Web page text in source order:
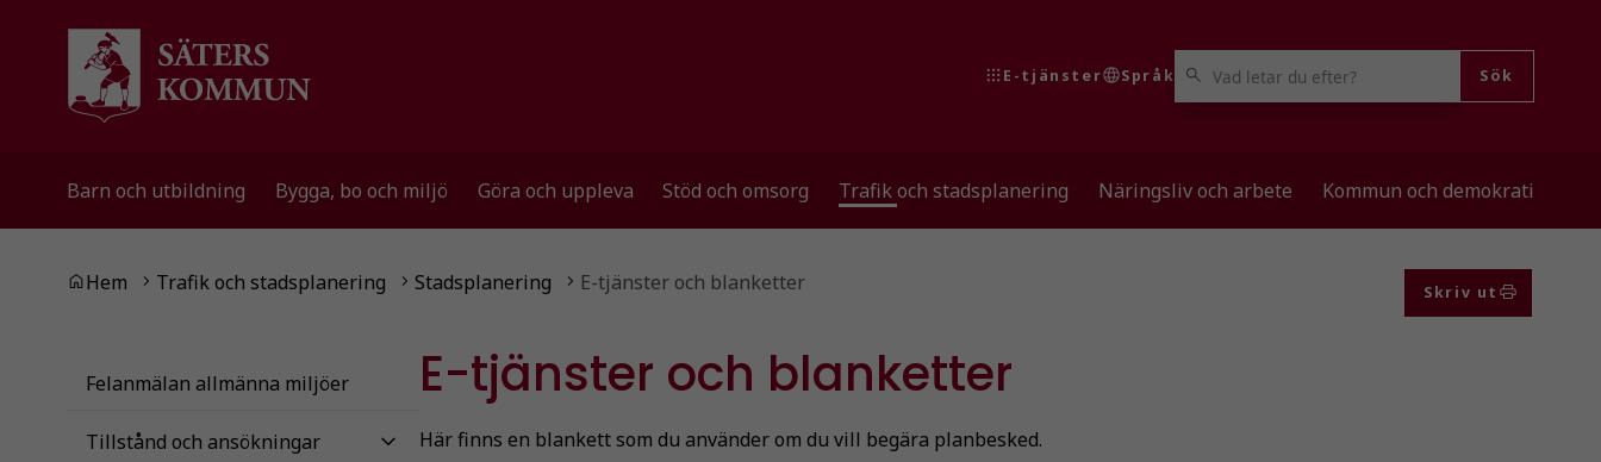
E-tjänster Språk
VAD LETAR DU EFTER?
Sök
Barn och utbildning Bygga, bo och miljö Göra och uppleva Stöd och omsorg Trafik och stadsplanering Näringsliv och arbete Kommun och demokrati
Du är här:
Hem Trafik och stadsplanering Stadsplanering E-tjänster och blanketter Skriv ut
Felanmälan allmänna miljöer
Tillstånd och ansökningar
E-tjänster och blanketter
Här finns en blankett som du använder om du vill begära planbesked.